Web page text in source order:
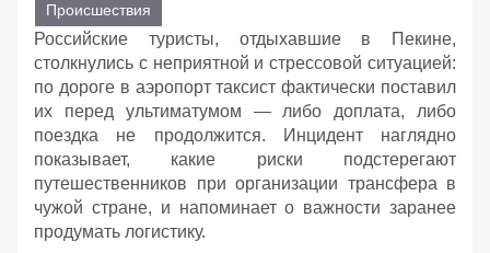
Происшествия
Российские туристы, отдыхавшие в Пекине,
столкнулись с неприятной и стрессовой ситуацией:
по дороге в аэропорт таксист фактически поставил
их перед ультиматумом — либо доплата, либо
поездка не продолжится. Инцидент наглядно
показывает, какие риски подстерегают
путешественников при организации трансфера в
чужой стране, и напоминает о важности заранее
продумать логистику.